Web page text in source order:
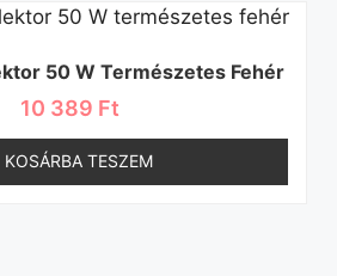
50 W Természetes Fehér
10 389 Ft
KOSÁRBA TESZEM